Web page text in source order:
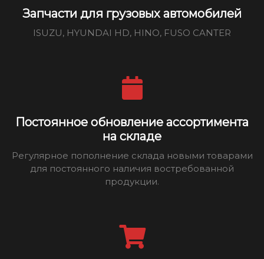
Запчасти для грузовых автомобилей
ISUZU, HYUNDAI HD, HINO, FUSO CANTER
Постоянное обновление ассортимента
на складе
Регулярное пополнение склада новыми товарами
для постоянного наличия востребованной
продукции.